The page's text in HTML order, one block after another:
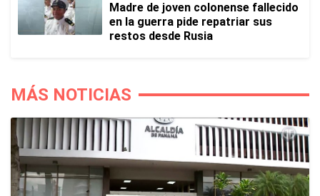
Madre de joven colonense fallecido
en la guerra pide repatriar sus
restos desde Rusia
MÁS NOTICIAS